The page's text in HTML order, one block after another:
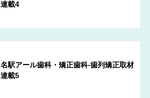
連載4
名駅アール歯科・矯正歯科-歯列矯正取材
連載5